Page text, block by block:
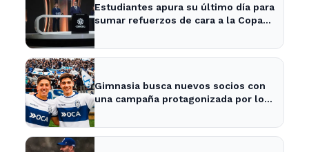
Estudiantes apura su último día para
sumar refuerzos de cara a la Copa
Gimnasia busca nuevos socios con
una campaña protagonizada por los